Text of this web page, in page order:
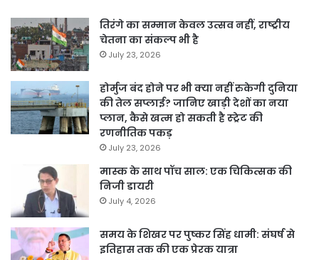
तिरंगे का सम्मान केवल उत्सव नहीं, राष्ट्रीय
चेतना का संकल्प भी है
July 23, 2026
होर्मुज बंद होने पर भी क्या नहीं रुकेगी दुनिया
की तेल सप्लाई? जानिए खाड़ी देशों का नया
प्लान, कैसे खत्म हो सकती है स्ट्रेट की
रणनीतिक पकड़
July 23, 2026
मास्क के साथ पॉच साल: एक चिकित्सक की
निजी डायरी
July 4, 2026
समय के शिखर पर पुष्कर सिंह धामी: संघर्ष से
इतिहास तक की एक प्रेरक यात्रा